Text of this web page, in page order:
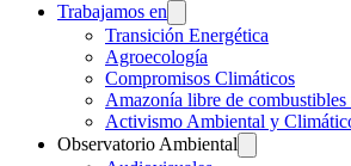
Trabajamos en
Transición Energética
Agroecología
Compromisos Climáticos
Amazonía libre de combustibles
Activismo Ambiental y
Observatorio Ambiental